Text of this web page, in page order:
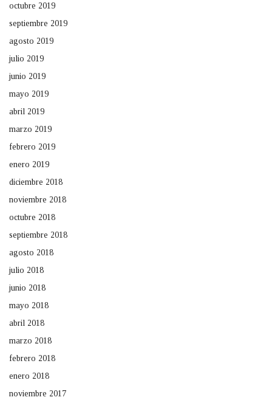
octubre 2019
septiembre 2019
agosto 2019
julio 2019
junio 2019
mayo 2019
abril 2019
marzo 2019
febrero 2019
enero 2019
diciembre 2018
noviembre 2018
octubre 2018
septiembre 2018
agosto 2018
julio 2018
junio 2018
mayo 2018
abril 2018
marzo 2018
febrero 2018
enero 2018
noviembre 2017